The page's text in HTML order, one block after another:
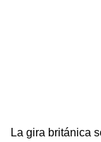
La gira británica